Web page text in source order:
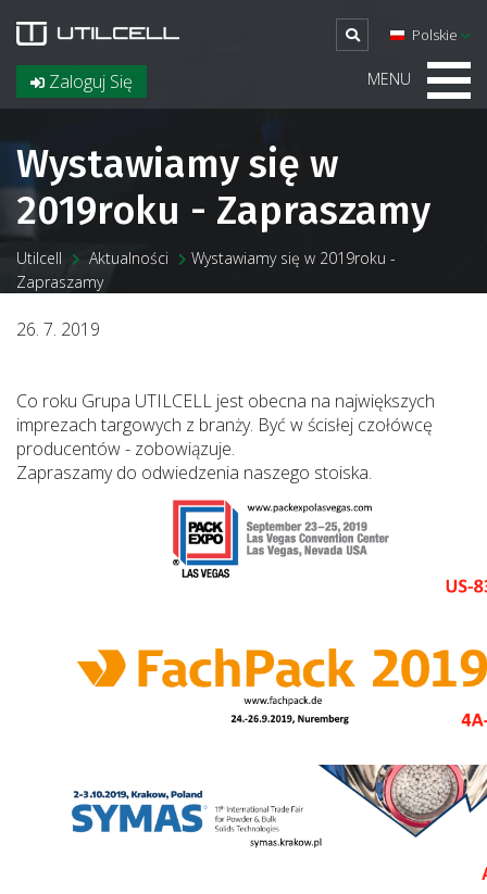
Zaloguj Się
Polskie
MENU
Wystawiamy się w
2019roku - Zapraszamy
Utilcell Aktualności
Wystawiamy się w 2019roku -
Zapraszamy
26. 7. 2019
Co roku Grupa UTILCELL jest obecna na największych
imprezach targowych z branży. Być w ścisłej czołówcę
producentów - zobowiązuje.
Zapraszamy do odwiedzenia naszego stoiska.